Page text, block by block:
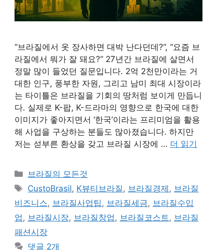
“브라질에서 옷 장사하면 대박 난다던데?”, “요즘 브
라질에서 뭐가 잘 돼요?” 27년간 브라질에 살면서
정말 많이 들었던 질문입니다. 2억 2천만이라는 거
대한 인구, 풍부한 자원, 그리고 남미 최대 시장이라
는 타이틀은 브라질을 기회의 땅처럼 보이게 만듭니
다. 실제로 K-팝, K-드라마의 영향으로 한국에 대한
이미지가 좋아지면서 ‘한국’이라는 프리미엄을 활용
해 사업을 구상하는 분들도 많아졌습니다. 하지만
저는 섣부른 환상을 갖고 브라질 시장에 … 더 읽기
카
테
리
브라질의 모든것
태
그
CustoBrasil, K뷰티브라질 , 브라질경제 , 브라질
비즈니스, 브라질사업팁 , 브라질세금, 브라질수입
업 , 브라질시장, 브라질창업 , 브라질코스트 , 브라질
패션시장
댓글 2개